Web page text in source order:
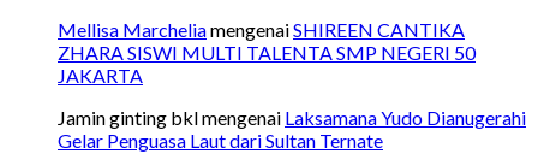
Mellisa MarcheliamengenaiSHIREEN CANTIKA
ZHARA SISWI MULTI TALENTA SMP NEGERI 50
JAKARTA
Jamin ginting bklmengenai Laksamana Yudo Dianugerahi
Gelar Penguasa Laut dari Sultan Ternate